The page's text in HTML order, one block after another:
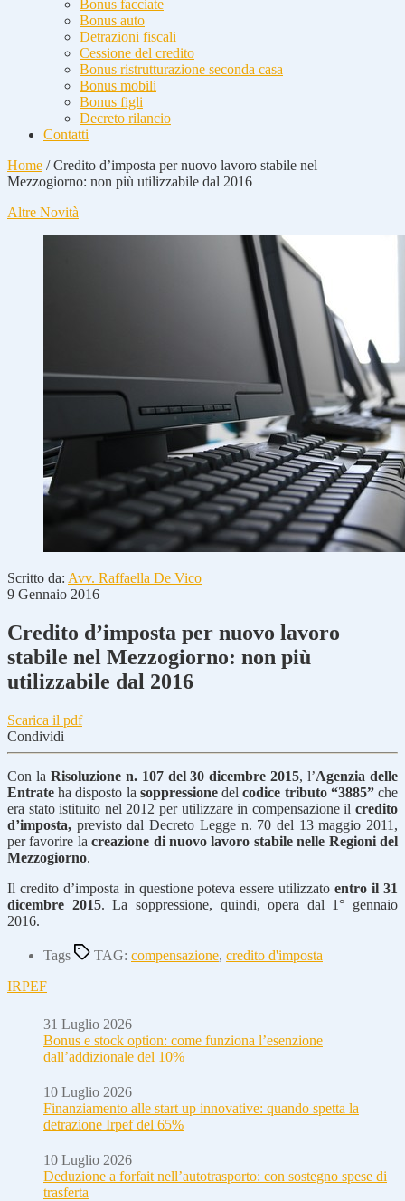
Bonus facciate
Bonus auto
Detrazioni fiscali
Cessione del credito
Bonus ristrutturazione seconda casa
Bonus mobili
Bonus figli
Decreto rilancio
Contatti
Home /Credito d’imposta per nuovo lavoro stabile nel
Mezzogiorno: non più utilizzabile dal 2016
Altre Novità
Scritto da: Avv. Raffaella De Vico
9 Gennaio 2016
Credito d’imposta per nuovo lavoro
stabile nel Mezzogiorno: non più
utilizzabile dal 2016
Scarica il pdf
Condividi
Con la Risoluzione n. 107 del 30 dicembre 2015, l’Agenzia delle
Entrate ha disposto la soppressionedelcodice tributo “3885”che
era stato istituito nel 2012 per utilizzare in compensazione il credito
d’imposta, previsto dal Decreto Legge n. 70 del 13 maggio 2011,
per favorire lacreazione di nuovo lavoro stabile nelle Regioni del
Mezzogiorno.
Il credito d’imposta in questione poteva essere utilizzatoentro il 31
dicembre 2015. La soppressione, quindi, opera dal 1° gennaio
2016.
Tags TAG: compensazione, credito d'imposta
IRPEF
31 Luglio 2026
Bonus e stock option: come funziona l’esenzione
dall’addizionale del 10%
10 Luglio 2026
Finanziamento alle start up innovative: quando spetta la
detrazione Irpef del 65%
10 Luglio 2026
Deduzione a forfait nell’autotrasporto: con sostegno spese di
trasferta